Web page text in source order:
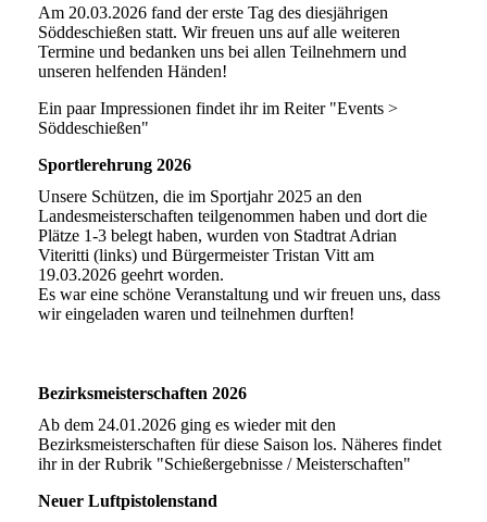
Am 20.03.2026 fand der erste Tag des diesjährigen
Söddeschießen statt. Wir freuen uns auf alle weiteren
Termine und bedanken uns bei allen Teilnehmern und
unseren helfenden Händen!
Ein paar Impressionen findet ihr im Reiter "Events >
Söddeschießen"
Sportlerehrung 2026
Unsere Schützen, die im Sportjahr 2025 an den
Landesmeisterschaften teilgenommen haben und dort die
Plätze 1-3 belegt haben, wurden von Stadtrat Adrian
Viteritti (links) und Bürgermeister Tristan Vitt am
19.03.2026 geehrt worden.
Es war eine schöne Veranstaltung und wir freuen uns, dass
wir eingeladen waren und teilnehmen durften!
Bezirksmeisterschaften 2026
Ab dem 24.01.2026 ging es wieder mit den
Bezirksmeisterschaften für diese Saison los. Näheres findet
ihr in der Rubrik "Schießergebnisse / Meisterschaften"
Neuer Luftpistolenstand